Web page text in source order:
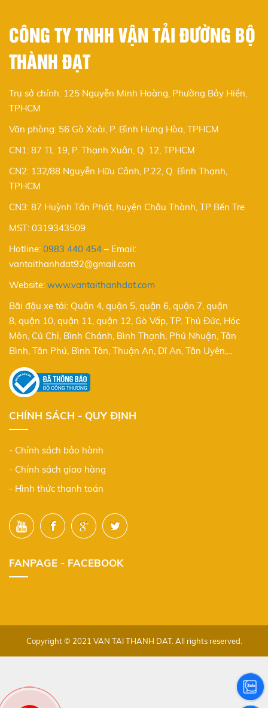
CÔNG TY TNHH VẬN TẢI ĐƯỜNG BỘ
THÀNH ĐẠT
Trụ sở chính: 125 Nguyễn Minh Hoàng, Phường Bảy Hiền,
TPHCM
Văn phòng: 56 Gò Xoài, P. Bình Hưng Hòa, TPHCM
CN1: 87 TL 19, P. Thạnh Xuân, Q. 12, TPHCM
CN2: 132/88 Nguyễn Hữu Cảnh, P.22, Q. Bình Thạnh,
TPHCM
CN3: 87 Huỳnh Tấn Phát, huyện Châu Thành, TP Bến Tre
MST: 0319343509
Hotline: 0983 440 454 – Email:
vantaithanhdat92@gmail.com
Website: www.vantaithanhdat.com
Bãi đậu xe tải: Quận 4, quận 5, quận 6, quận 7, quận
8, quận 10, quận 11, quận 12, Gò Vấp, TP. Thủ Đức, Hóc
Môn, Củ Chi, Bình Chánh, Bình Thạnh, Phú Nhuận, Tân
Bình, Tân Phú, Bình Tân, Thuận An, Dĩ An, Tân Uyên,...
CHÍNH SÁCH - QUY ĐỊNH
- Chính sách bảo hành
- Chính sách giao hàng
- Hình thức thanh toán
FANPAGE - FACEBOOK
Copyright © 2021 VAN TAI THANH DAT. All rights reserved.